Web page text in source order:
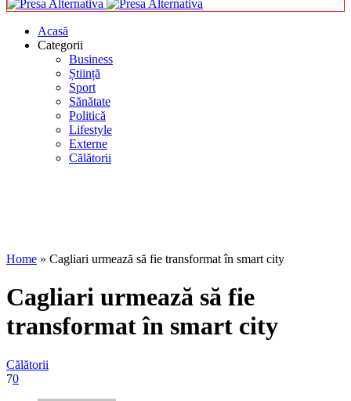
Acasă
Categorii
Business
Știință
Sport
Sănătate
Politică
Lifestyle
Externe
Călătorii
Home » Cagliari urmează să fie transformat în smart city
Cagliari urmează să fie
transformat în smart city
Călătorii
70